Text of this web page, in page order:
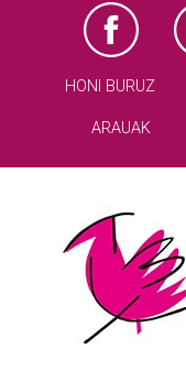
HONI BURUZ
ARAUAK